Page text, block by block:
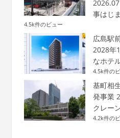
事はじ
4.5k件のビュー
広島駅
2028年
なホテ
4.5k件の
基町相
発事業
クレー
4.2k件の